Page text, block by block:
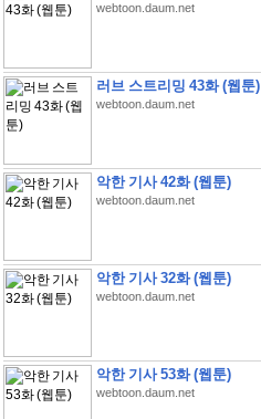
webtoon.daum.net
러브 스트리밍 43화 (웹툰)
webtoon.daum.net
악한 기사 42화 (웹툰)
webtoon.daum.net
악한 기사 32화 (웹툰)
webtoon.daum.net
악한 기사 53화 (웹툰)
webtoon.daum.net